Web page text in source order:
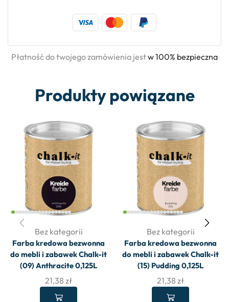
Płatność do twojego zamówienia jestw 100% bezpieczna
Produkty powiązane
Bez kategorii
Farba kredowa bezwonna
do mebli i zabawek Chalk-it
(09) Anthracite 0,125L
21,38 zł
Bez kategorii
Farba kredowa bezwonna
do mebli i zabawek Chalk-it
(15) Pudding 0,125L
21,38 zł